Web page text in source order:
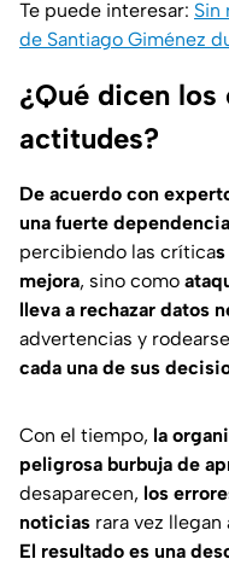
Te puede interesar: Sin
de Santiago Giménez
¿Qué dicen
actitudes?
De acuerdo con
una fuerte
percibiendo las crítica
mejora, sino como
lleva a rechazar datos
advertencias y
cada una de sus
Con el tiempo, la
peligrosa burbuja de
desaparecen, los
noticias rara vez llegan
El resultado es una